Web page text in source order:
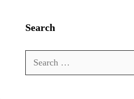
Search
Search
for: